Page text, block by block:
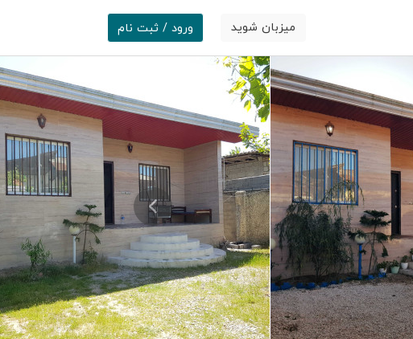
میزبان شوید ورود / ثبت نام